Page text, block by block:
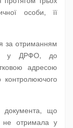
особи, її
за отриманням
у ДРФО, до
адресою
контролюючого
документа, що
не отримала у